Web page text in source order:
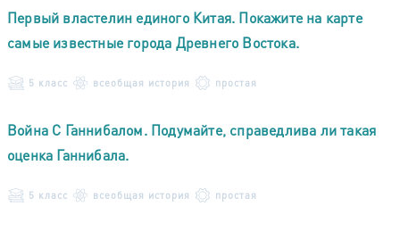
Первый властелин единого Китая. Покажите на карте
самые известные города Древнего Востока.
5 класс всеобщая история простая
Война С Ганнибалом. Подумайте, справедлива ли такая
оценка Ганнибала.
5 класс всеобщая история простая